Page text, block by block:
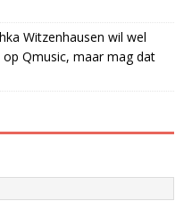
Witzenhausen wil wel
Qmusic, maar mag dat